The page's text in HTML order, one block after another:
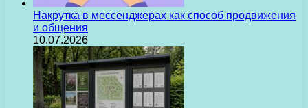
Накрутка в мессенджерах как способ продвижения
и общения
10.07.2026